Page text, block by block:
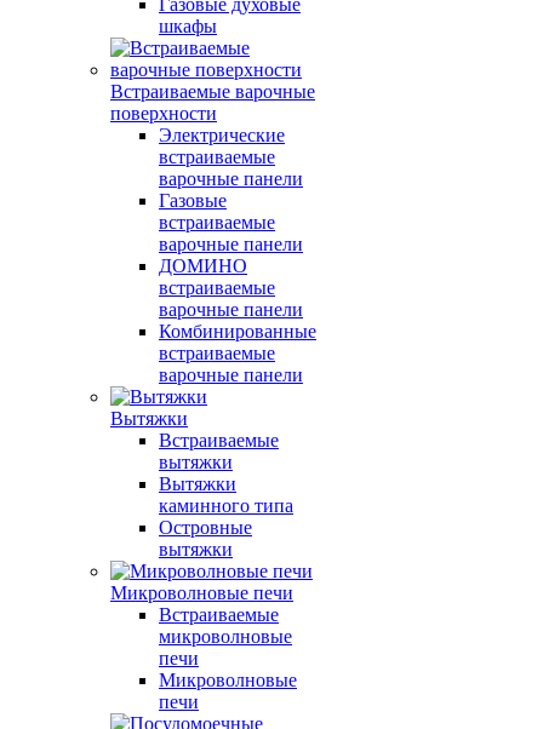
Газовые духовые
шкафы
Встраиваемые варочные
поверхности
Электрические
встраиваемые
варочные панели
Газовые
встраиваемые
варочные панели
ДОМИНО
встраиваемые
варочные панели
Комбинированные
встраиваемые
варочные панели
Вытяжки
Встраиваемые
вытяжки
Вытяжки
каминного типа
Островные
вытяжки
Микроволновые печи
Встраиваемые
микроволновые
печи
Микроволновые
печи